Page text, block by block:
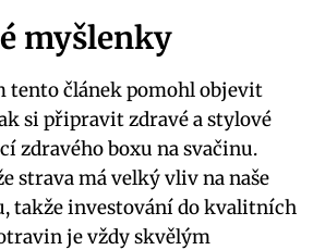
myšlenky
tento článek pomohl objevit
si připravit zdravé a stylové
zdravého boxu na svačinu.
strava má velký vliv na naše
takže investování do kvalitních
je vždy skvělým